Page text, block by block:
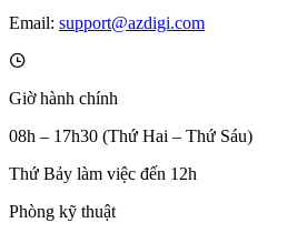
Email: support@azdigi.com
Giờ hành chính
08h – 17h30 (Thứ Hai – Thứ Sáu)
Thứ Bảy làm việc đến 12h
Phòng kỹ thuật